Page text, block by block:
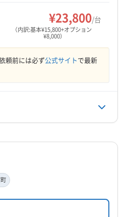
町
北諸県郡三股町
(鹿児島県) 肝属郡東串良町
(鹿児島県) 曽於市
¥23,800/台
（内訳:基本¥15,800+オプション
¥8,000）
頼前には必ず公式サイトで最新